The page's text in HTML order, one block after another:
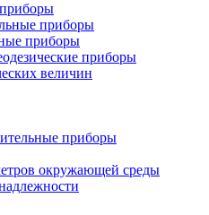
приборы
приборы
приборы
величин
приборы
окружающей среды